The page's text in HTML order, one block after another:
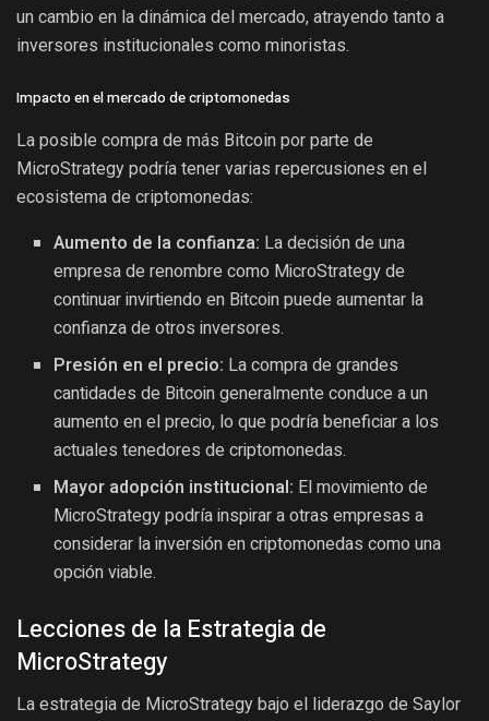
un cambio en la dinámica del mercado, atrayendo tanto a
inversores institucionales como minoristas.
Impacto en el mercado de criptomonedas
La posible compra de más Bitcoin por parte de
MicroStrategy podría tener varias repercusiones en el
ecosistema de criptomonedas:
Aumento de la confianza: La decisión de una
empresa de renombre como MicroStrategy de
continuar invirtiendo en Bitcoin puede aumentar la
confianza de otros inversores.
Presión en el precio: La compra de grandes
cantidades de Bitcoin generalmente conduce a un
aumento en el precio, lo que podría beneficiar a los
actuales tenedores de criptomonedas.
Mayor adopción institucional: El movimiento de
MicroStrategy podría inspirar a otras empresas a
considerar la inversión en criptomonedas como una
opción viable.
Lecciones de la Estrategia de
MicroStrategy
La estrategia de MicroStrategy bajo el liderazgo de Saylor